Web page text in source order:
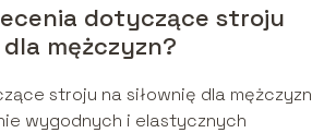
dotyczące stroju
dla mężczyzn?
stroju na siłownię dla mężczyzn
wygodnych i elastycznych